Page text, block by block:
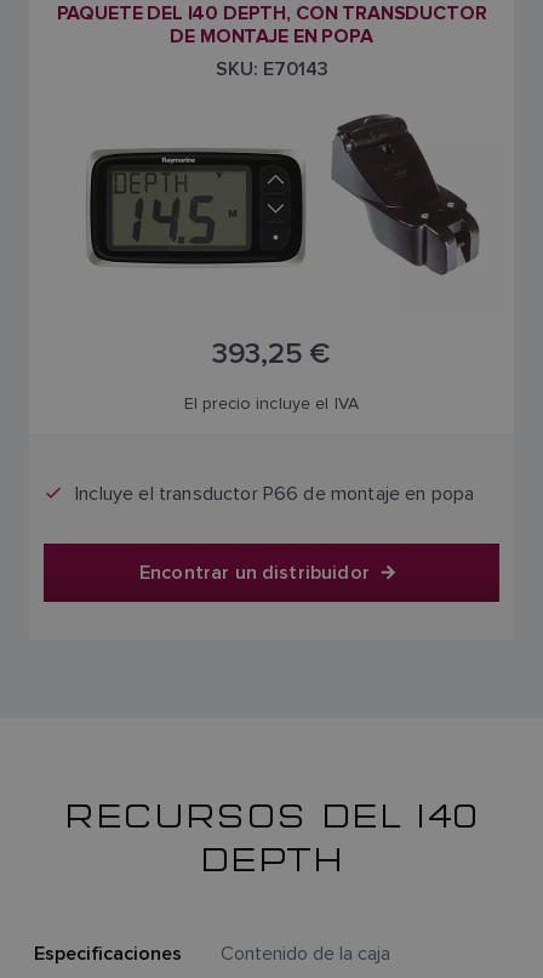
PAQUETE DEL I40 DEPTH, CON TRANSDUCTOR
DE MONTAJE EN POPA
SKU: E70143
393,25 €
El precio incluye el IVA
Incluye el transductor P66 de montaje en popa
Encontrar un distribuidor
RECURSOS DEL I40
DEPTH
Especificaciones Contenido de la caja